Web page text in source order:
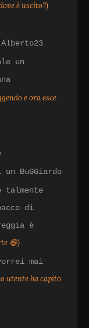
è uscito?)
un
e ora esce
un BuGGiardo
talmente
di
è
😄)
mai
utente ha capito